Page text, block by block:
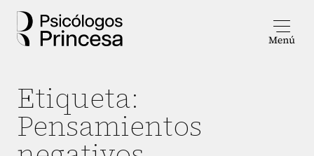
Etiqueta:
Pensamientos